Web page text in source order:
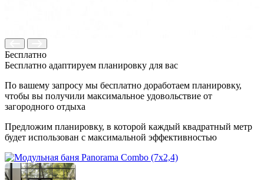
Бесплатно
Бесплатно адаптируем планировку для вас
По вашему запросу мы бесплатно доработаем планировку,
чтобы вы получили максимальное удовольствие от
загородного отдыха
Предложим планировку, в которой каждый квадратный метр
будет использован с максимальной эффективностью